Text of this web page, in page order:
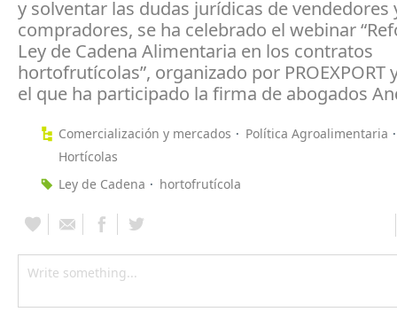
y solventar las dudas jurídicas de vendedores
compradores, se ha celebrado el webinar
Ley de Cadena Alimentaria en los contratos
hortofrutícolas”, organizado por PROEXPORT
el que ha participado la firma de abogados
Comercialización y mercados
Política Agroalimentaria
Hortícolas
Ley de Cadena
hortofrutícola